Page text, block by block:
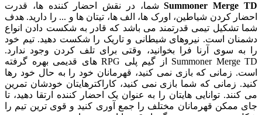
Summoner Merge TDشما، در نقش احضار کننده ها، قدرت
احضار کردن شیاطین، اورک ها، الف ها، تیتان ها و ... را دارید. هدف
شما تشکیل تیمی قدرتمند می باشد که قادر به شکست دادن انواع
دشمنان است. نیروهای شیطانی و تاریک را شکست دهید. تیم خود
را به سوی آرنا فرا بخوانید، وقتی برای تلف کردن وجود ندارد.
Summoner Merge TD از گیم پلی RPG های قدیمی بهره گرفته
است. زمانی که بازی نمی کنید، قهرمانان خود را به حال خود رها
کنید. زمانی که شما بازی نمی کنید، کاراکترهایتان خودشان تمرین
می کنند. توانایی هایتان را به عنوان یک احضار کننده ارتقا دهید، تا
جای ممکن قهرمانان مختلف را جمع آوری کنید و قوی ترین تیم را